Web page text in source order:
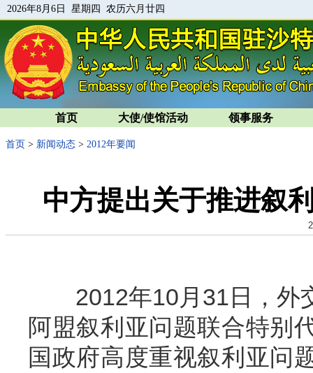
2026年8月6日 星期四 农历六月廿四
首页 大使/使馆活动 领事服务
首页 > 新闻动态 > 2012年要闻
中方提出关于推进叙
2012年10月31日，外
阿盟叙利亚问题联合特别
国政府高度重视叙利亚问